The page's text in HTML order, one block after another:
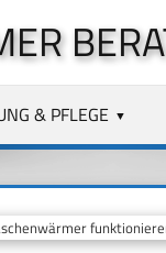
& PFLEGE